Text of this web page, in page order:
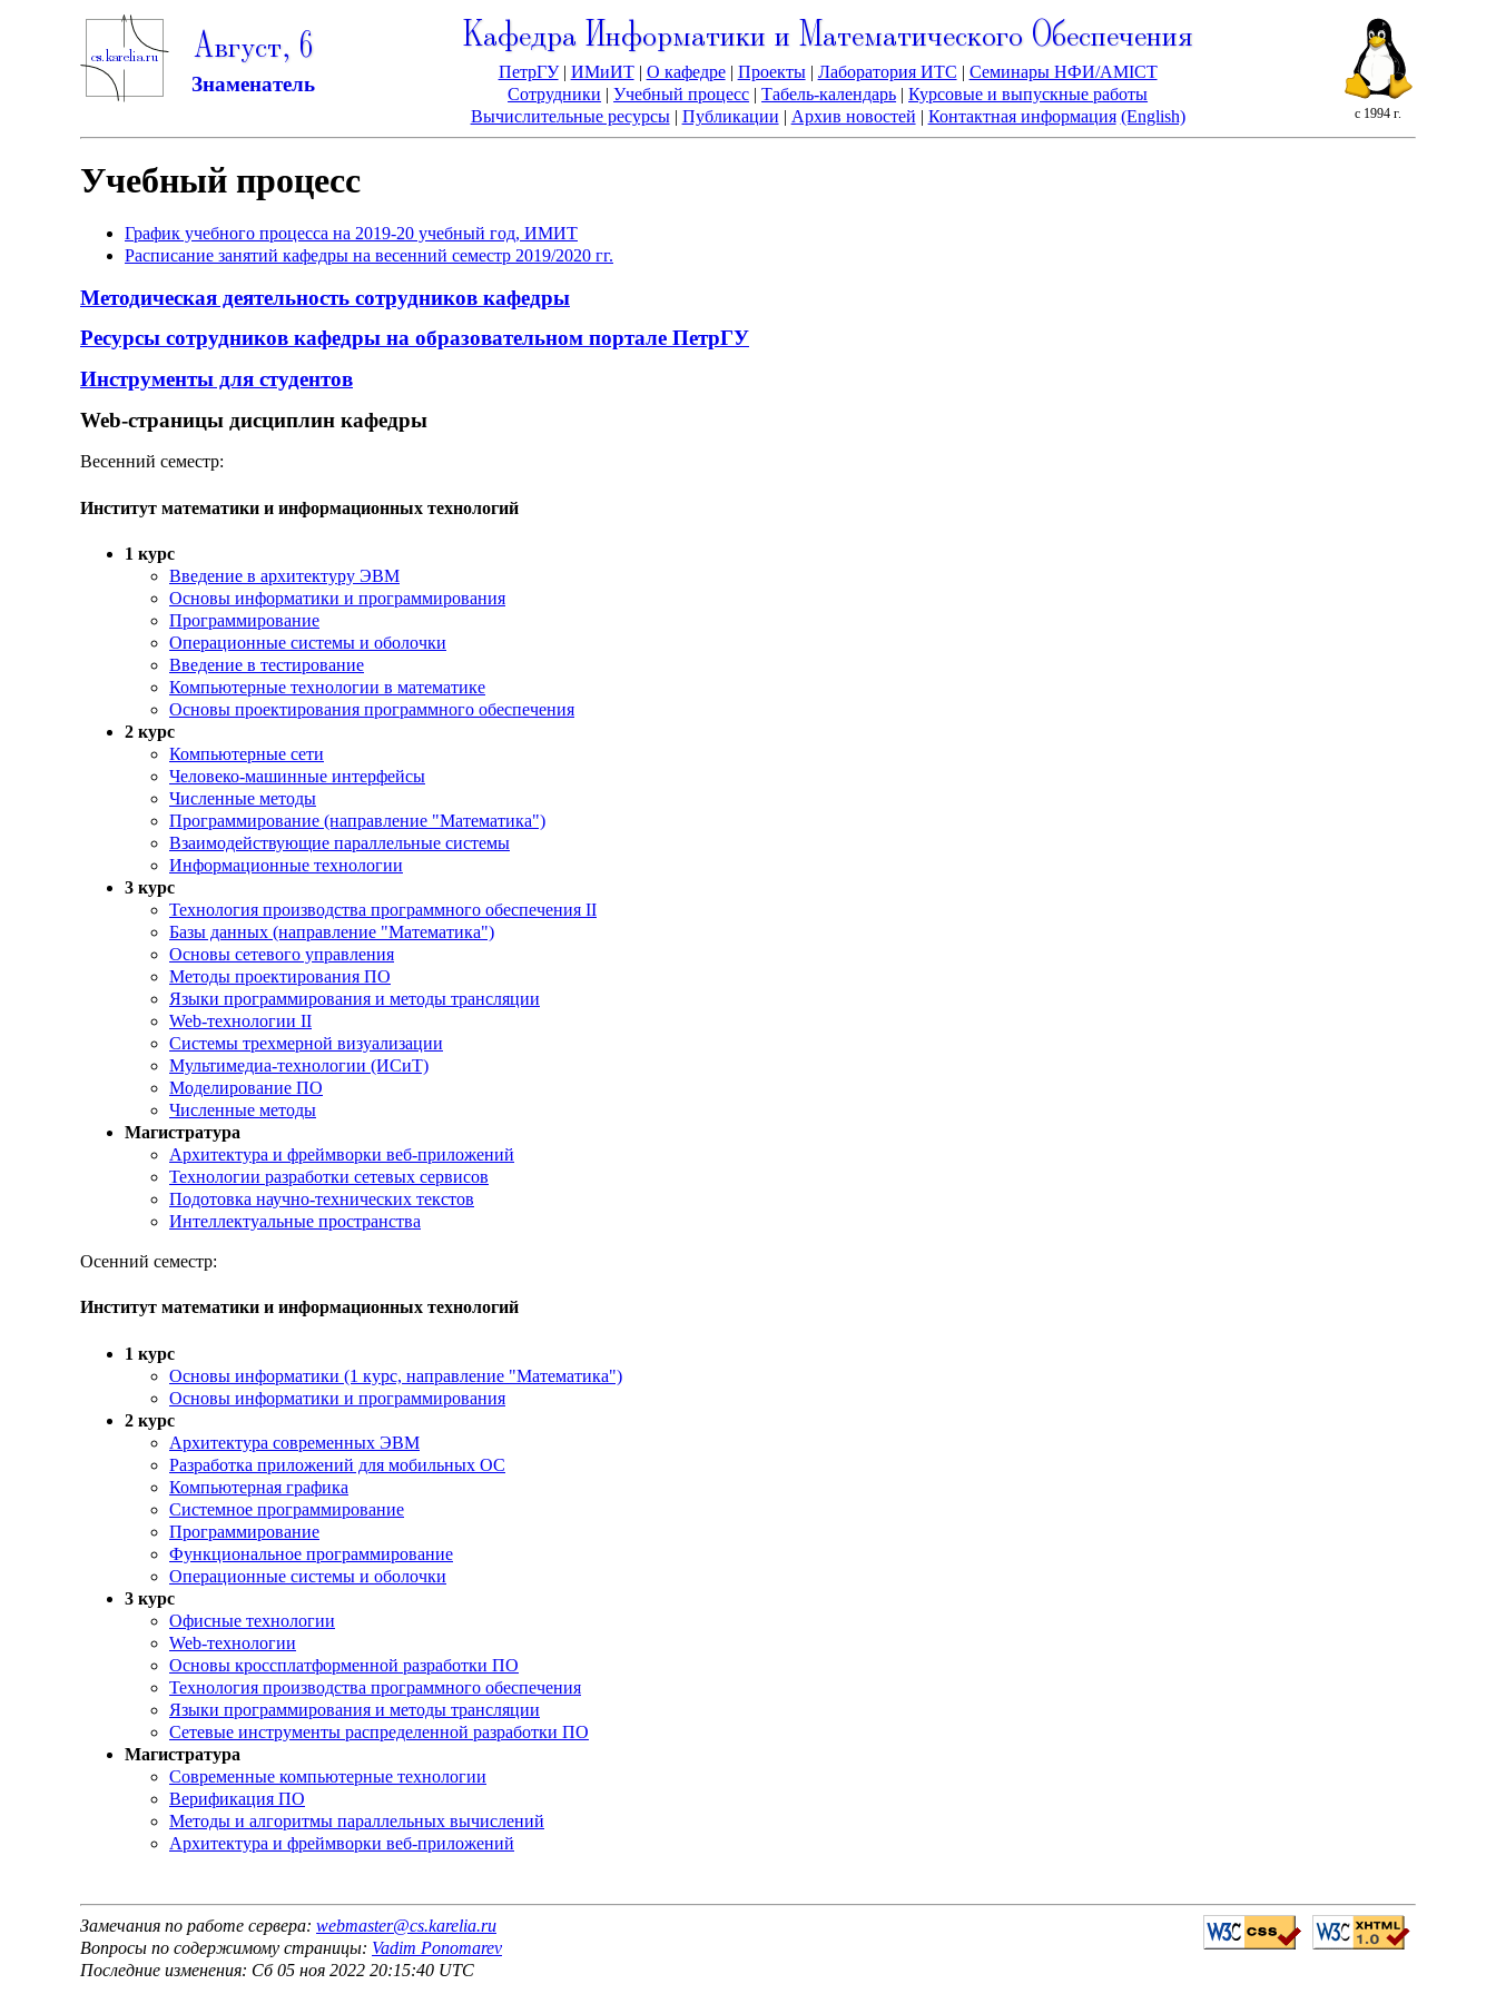
Август, 6
Знаменатель
с 1994 г.
Кафедра Информатики и Математического Обеспечения
ПетрГУ| ИМиИТ| О кафедре| Проекты| Лаборатория ИТС | Семинары НФИ/AMICT
Сотрудники |Учебный процесс |Табель-календарь |Курсовые и выпускные работы
Вычислительные ресурсы| Публикации | Архив новостей | Контактная информация (English)
Учебный процесс
График учебного процесса на 2019-20 учебный год, ИМИТ
Расписание занятий кафедры на весенний семестр 2019/2020 гг.
Методическая деятельность сотрудников кафедры
Ресурсы сотрудников кафедры на образовательном портале ПетрГУ
Инструменты для студентов
Web-страницы дисциплин кафедры
Весенний семестр:
Институт математики и информационных технологий
1 курс
Введение в архитектуру ЭВМ
Основы информатики и программирования
Программирование
Операционные системы и оболочки
Введение в тестирование
Компьютерные технологии в математике
Основы проектирования программного обеспечения
2 курс
Компьютерные сети
Человеко-машинные интерфейсы
Численные методы
Программирование (направление "Математика")
Взаимодействующие параллельные системы
Информационные технологии
3 курс
Технология производства программного обеспечения II
Базы данных (направление "Математика")
Основы сетевого управления
Методы проектирования ПО
Языки программирования и методы трансляции
Web-технологии II
Системы трехмерной визуализации
Мультимедиа-технологии (ИСиТ)
Моделирование ПО
Численные методы
Магистратура
Архитектура и фреймворки веб-приложений
Технологии разработки сетевых сервисов
Подотовка научно-технических текстов
Интеллектуальные пространства
Осенний семестр:
Институт математики и информационных технологий
1 курс
Основы информатики (1 курс, направление "Математика")
Основы информатики и программирования
2 курс
Архитектура современных ЭВМ
Разработка приложений для мобильных ОС
Компьютерная графика
Системное программирование
Программирование
Функциональное программирование
Операционные системы и оболочки
3 курс
Офисные технологии
Web-технологии
Основы кроссплатформенной разработки ПО
Технология производства программного обеспечения
Языки программирования и методы трансляции
Сетевые инструменты распределенной разработки ПО
Магистратура
Современные компьютерные технологии
Верификация ПО
Методы и алгоритмы параллельных вычислений
Архитектура и фреймворки веб-приложений
Замечания по работе сервера: webmaster@cs.karelia.ru
Вопросы по содержимому страницы: Vadim Ponomarev
Последние изменения: Сб 05 ноя 2022 20:15:40 UTC